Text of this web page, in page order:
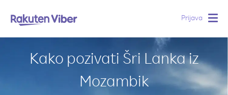
Prijava
Kako pozivati Šri Lanka iz
Mozambik